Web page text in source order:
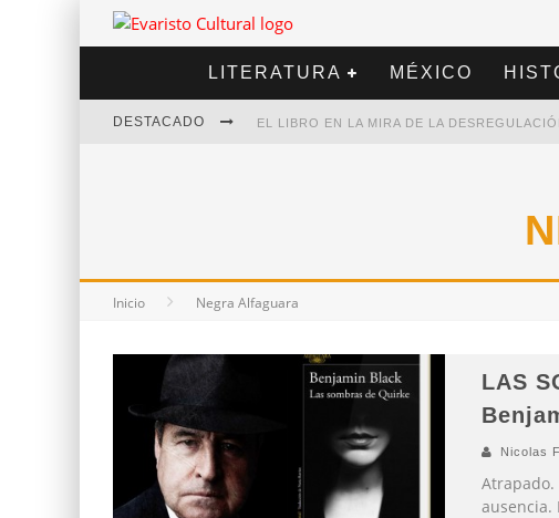
LITERATURA MÉXICO
DESTACADO EL LIBRO EN LA MIRA DE LA
Inicio Negra Alfaguara
LAS
Nicolas
Atrapado.
ausencia.